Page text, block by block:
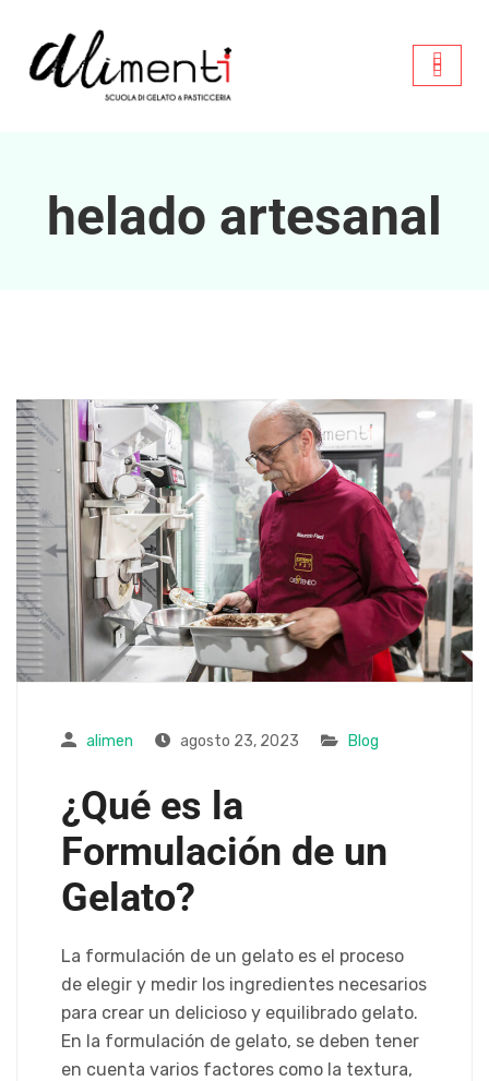
helado artesanal
alimen agosto 23, 2023 Blog
¿Qué es la
Formulación de un
Gelato?
La formulación de un gelato es el proceso
de elegir y medir los ingredientes necesarios
para crear un delicioso y equilibrado gelato.
En la formulación de gelato, se deben tener
en cuenta varios factores como la textura,